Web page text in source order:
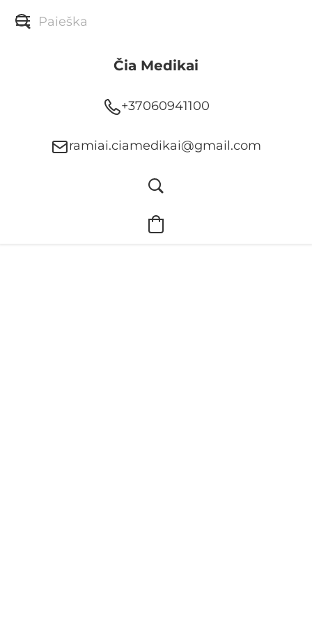
Čia Medikai
+37060941100
ramiai.ciamedikai@gmail.com